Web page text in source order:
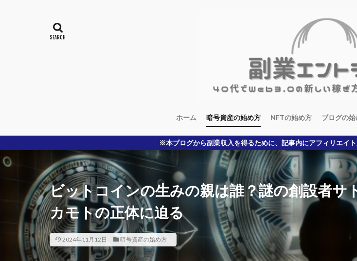
ホーム 暗号資産の始め方 NFTの始め方 ブログの
※本ブログから副業収入を得るために、記事内にアフィリエイト広告を利用させて頂
ビットコインの生みの親は誰？謎の創設者サ
カモトの正体に迫る
2024年11月12日 暗号資産の始め方